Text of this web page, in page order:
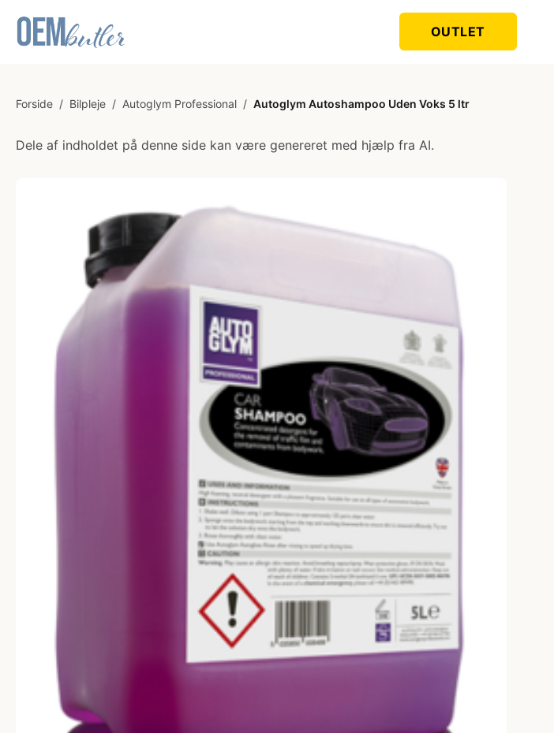
OUTLET
Forside / Bilpleje / Autoglym Professional / Autoglym Autoshampoo Uden Voks 5 ltr
Dele af indholdet på denne side kan være genereret med hjælp fra AI.